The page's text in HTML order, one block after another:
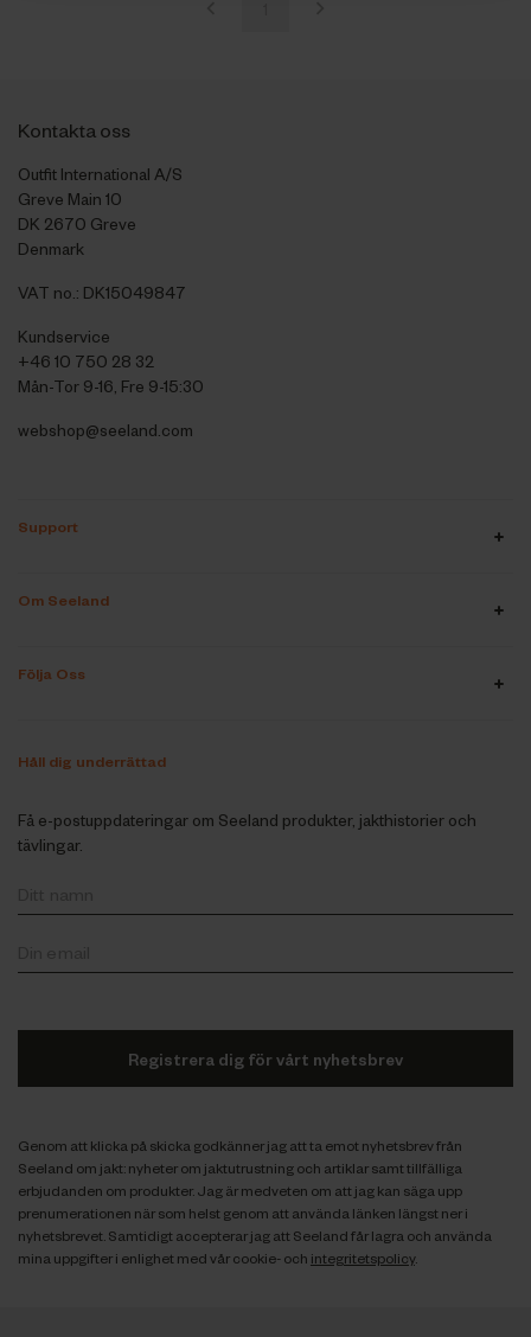
Kontakta oss
Outfit International A/S
Greve Main 10
DK 2670 Greve
Denmark
VAT no.: DK15049847
Kundservice
+46 10 750 28 32
Mån-Tor 9-16, Fre 9-15:30
webshop@seeland.com
Support
Om Seeland
Följa Oss
Håll dig underrättad
Få e-postuppdateringar om Seeland produkter, jakthistorier och
tävlingar.
Registrera dig för vårt nyhetsbrev
Genom att klicka på skicka godkänner jag att ta emot nyhetsbrev från
Seeland om jakt: nyheter om jaktutrustning och artiklar samt tillfälliga
erbjudanden om produkter. Jag är medveten om att jag kan säga upp
prenumerationen när som helst genom att använda länken längst ner i
nyhetsbrevet. Samtidigt accepterar jag att Seeland får lagra och använda
mina uppgifter i enlighet med vår cookie- och integritetspolicy.